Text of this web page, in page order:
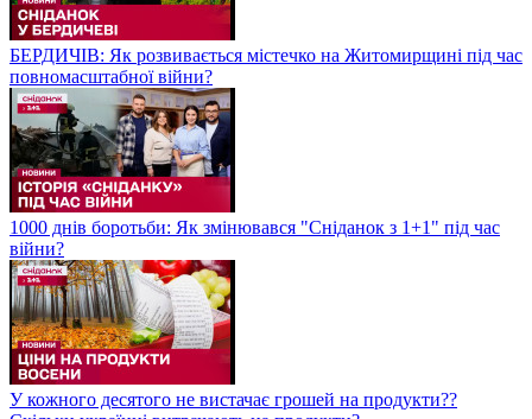
БЕРДИЧІВ: Як розвивається містечко на Житомирщині під час
повномасштабної війни?
1000 днів боротьби: Як змінювався "Сніданок з 1+1" під час
війни?
У кожного десятого не вистачає грошей на продукти??